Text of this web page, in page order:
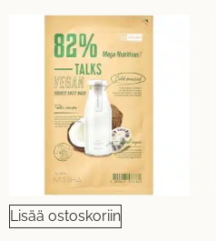
Lisää ostoskoriin